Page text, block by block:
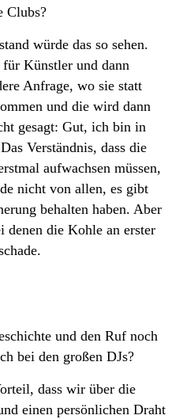
Clubs?
würde das so sehen.
Künstler und dann
Anfrage, wo sie statt
und die wird dann
gesagt: Gut, ich bin in
Verständnis, dass die
aufwachsen müssen,
nicht von allen, es gibt
behalten haben. Aber
denen die Kohle an erster
und den Ruf noch
bei den großen DJs?
dass wir über die
einen persönlichen Draht